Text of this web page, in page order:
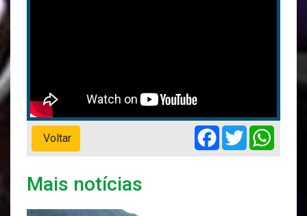
Voltar
Facebook
Twitter
Mais notícias